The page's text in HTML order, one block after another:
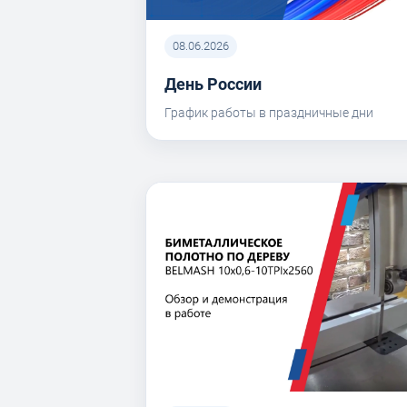
08.06.2026
День России
График работы в праздничные дни